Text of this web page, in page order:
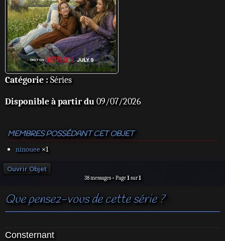
Catégorie : Séries
Disponible à partir du09/07/2026
MEMBRES POSSÉDANT CET OBJET
ninouee ×1
Ouvrir Objet
38 messages • Page1 sur1
Que pensez-vous de cette série ?
Consternant